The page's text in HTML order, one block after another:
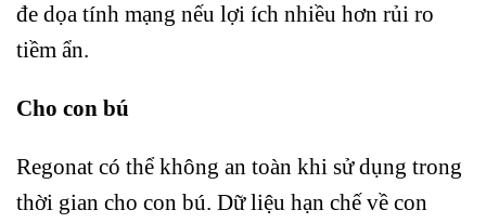
đe dọa tính mạng nếu lợi ích nhiều hơn rủi ro
tiềm ẩn.
Cho con bú
Regonat có thể không an toàn khi sử dụng trong
thời gian cho con bú. Dữ liệu hạn chế về con